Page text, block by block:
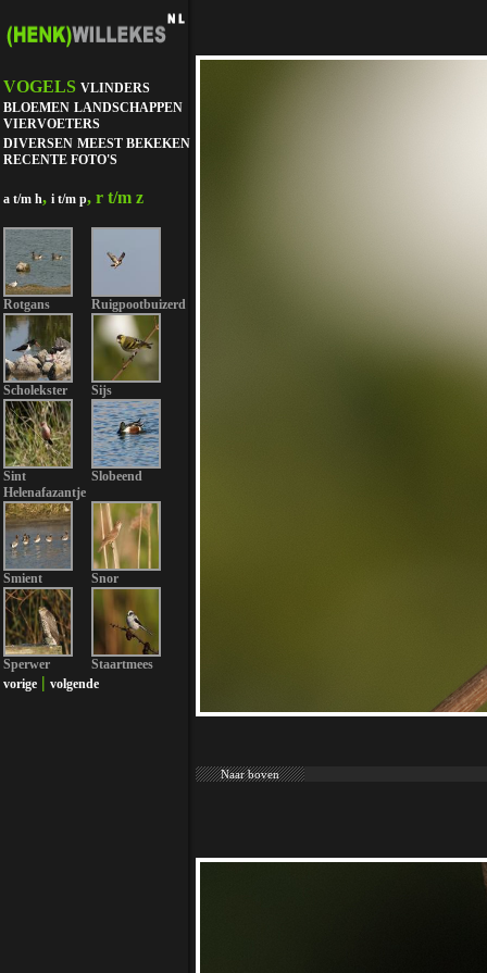
VOGELS VLINDERS
BLOEMEN LANDSCHAPPEN
VIERVOETERS
DIVERSEN MEEST BEKEKEN
RECENTE FOTO'S
a t/m h, i t/m p, r t/m z
Rotgans Ruigpootbuizerd
Scholekster Sijs
Sint
Helenafazantje
Slobeend
Smient Snor
Sperwer
Staartmees
vorige | volgende
Naar boven